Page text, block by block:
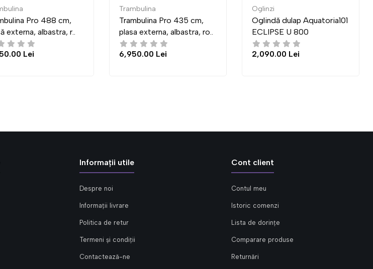
Trambulina
Trambulina Pro 435 cm,
plasa externa, albastra, ro..
6,950.00 Lei
Oglinzi
Oglindă dulap Aquatoria101
ECLIPSE U 800
2,090.00 Lei
Masa Indart Transformer
03 (83x83 cm)
4,300.00 Lei
Informații utile
Despre noi
Informații livrare
Politica de retur
Termeni și condiții
Contactează-ne
Cont client
Contul meu
Istoric comenzi
Lista de dorințe
Comparare produse
Returnări